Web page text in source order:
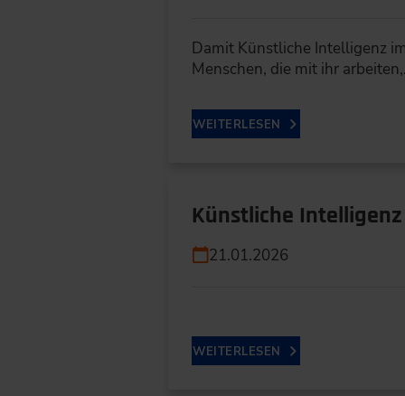
Damit Künstliche Intelligenz
Menschen, die mit ihr
WEITERLESEN
Künstliche
21.01.2026
WEITERLESEN